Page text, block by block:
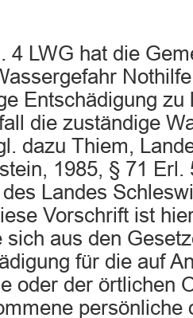
4 LWG hat die
Entschädigung zu
die zuständige
dazu Thiem,
1985, § 71 Erl.
Landes
Vorschrift ist
sich aus den
für die auf
oder der örtlichen
persönliche